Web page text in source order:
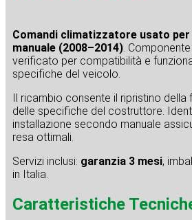
Comandi climatizzatore usato
manuale (2008–2014).
verificato per compatibilità e
specifiche del veicolo.
Il ricambio consente il ripristino
delle specifiche del costruttore.
installazione secondo manuale
resa ottimali.
Servizi inclusi: garanzia 3 mesi,
in Italia.
Caratteristiche